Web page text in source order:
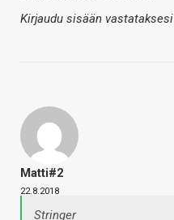
Kirjaudu sisään vastataksesi
Matti#2
22.8.2018
Stringer